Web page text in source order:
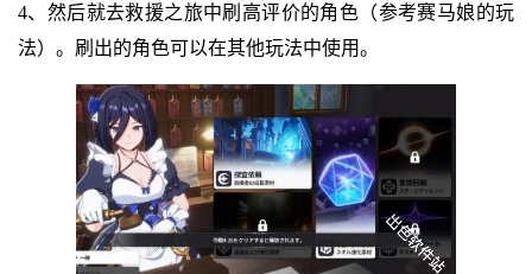
4、然后就去救援之旅中刷高评价的角色（参考赛马娘的玩
法）。刷出的角色可以在其他玩法中使用。